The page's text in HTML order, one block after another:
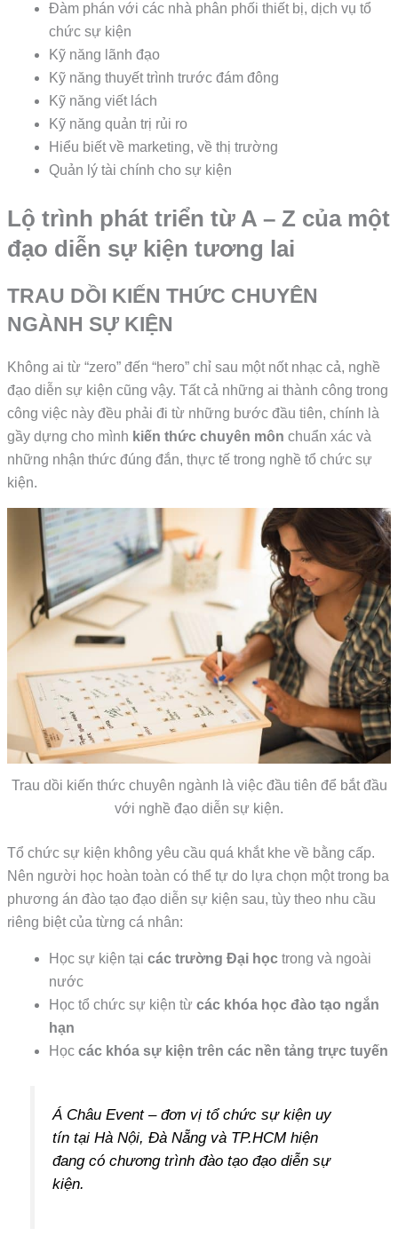
Đàm phán với các nhà phân phối thiết bị, dịch vụ tổ
chức sự kiện
Kỹ năng lãnh đạo
Kỹ năng thuyết trình trước đám đông
Kỹ năng viết lách
Kỹ năng quản trị rủi ro
Hiểu biết về marketing, về thị trường
Quản lý tài chính cho sự kiện
Lộ trình phát triển từ A – Z của một
đạo diễn sự kiện tương lai
TRAU DỒI KIẾN THỨC CHUYÊN
NGÀNH SỰ KIỆN
Không ai từ “zero” đến “hero” chỉ sau một nốt nhạc cả, nghề
đạo diễn sự kiện cũng vậy. Tất cả những ai thành công trong
công việc này đều phải đi từ những bước đầu tiên, chính là
gầy dựng cho mình kiến thức chuyên môn chuẩn xác và
những nhận thức đúng đắn, thực tế trong nghề tổ chức sự
kiện.
Trau dồi kiến thức chuyên ngành là việc đầu tiên để bắt đầu
với nghề đạo diễn sự kiện.
Tổ chức sự kiện không yêu cầu quá khắt khe về bằng cấp.
Nên người học hoàn toàn có thể tự do lựa chọn một trong ba
phương án đào tạo đạo diễn sự kiện sau, tùy theo nhu cầu
riêng biệt của từng cá nhân:
Học sự kiện tại các trường Đại họctrong và ngoài
nước
Học tổ chức sự kiện từ các khóa học đào tạo ngắn
hạn
Học các khóa sự kiện trên các nền tảng trực tuyến
Á Châu Event – đơn vị tổ chức sự kiện uy
tín tại Hà Nội, Đà Nẵng và TP.HCM hiện
đang có chương trình đào tạo đạo diễn sự
kiện.